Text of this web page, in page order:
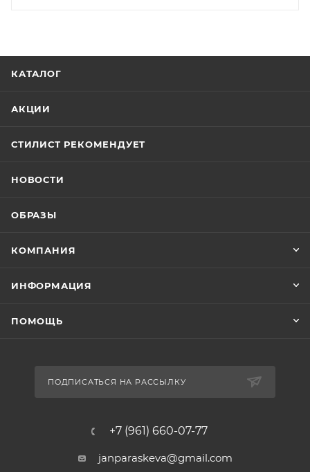
КАТАЛОГ
АКЦИИ
СТИЛИСТ РЕКОМЕНДУЕТ
НОВОСТИ
ОБРАЗЫ
КОМПАНИЯ
ИНФОРМАЦИЯ
ПОМОЩЬ
ПОДПИСАТЬСЯ НА РАССЫЛКУ
+7 (961) 660-07-77
janparaskeva@gmail.com